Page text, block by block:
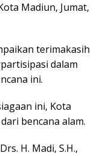
Madiun, Jumat,
terimakasih
dalam
ini.
ini, Kota
bencana alam.
H. Madi, S.H.,